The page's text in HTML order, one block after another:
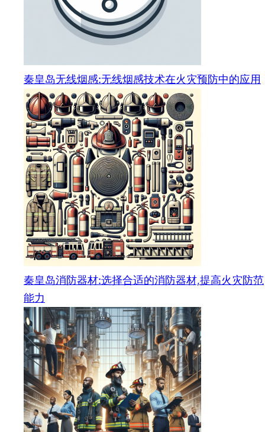
秦皇岛无线烟感:无线烟感技术在火灾预防中的应用
秦皇岛消防器材:选择合适的消防器材,提高火灾防范
能力